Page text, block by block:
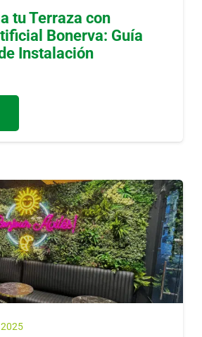
tu Terraza con
Bonerva: Guía
Instalación